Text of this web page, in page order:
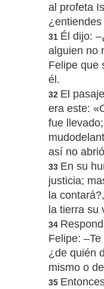
al profeta
31 Él dijo:
alguien no
Felipe que
él.
32 El
era este:
fue
así no
33 En su
justicia;
la
la tierra su
34
Felipe:
¿de quién
mismo o
35